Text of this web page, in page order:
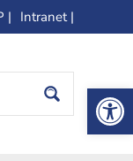
| Intranet |